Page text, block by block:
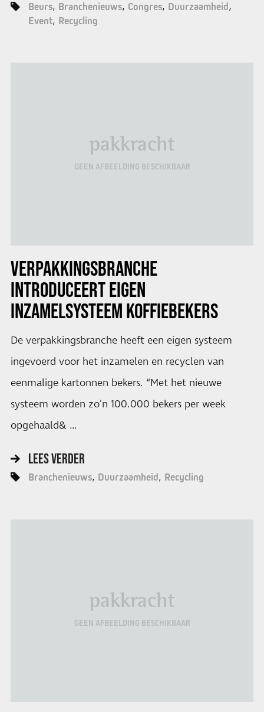
Beurs Branchenieuws Congres Duurzaamheid
Event Recycling
pakkracht
GEEN AFBEELDING BESCHIKBAAR
VERPAKKINGSBRANCHE
INTRODUCEERT EIGEN
INZAMELSYSTEEM KOFFIEBEKERS
De verpakkingsbranche heeft een eigen systeem
ingevoerd voor het inzamelen en recyclen van
eenmalige kartonnen bekers. “Met het nieuwe
systeem worden zo'n 100.000 bekers per week
opgehaald& …
LEES VERDER
Branchenieuws Duurzaamheid Recycling
pakkracht
GEEN AFBEELDING BESCHIKBAAR